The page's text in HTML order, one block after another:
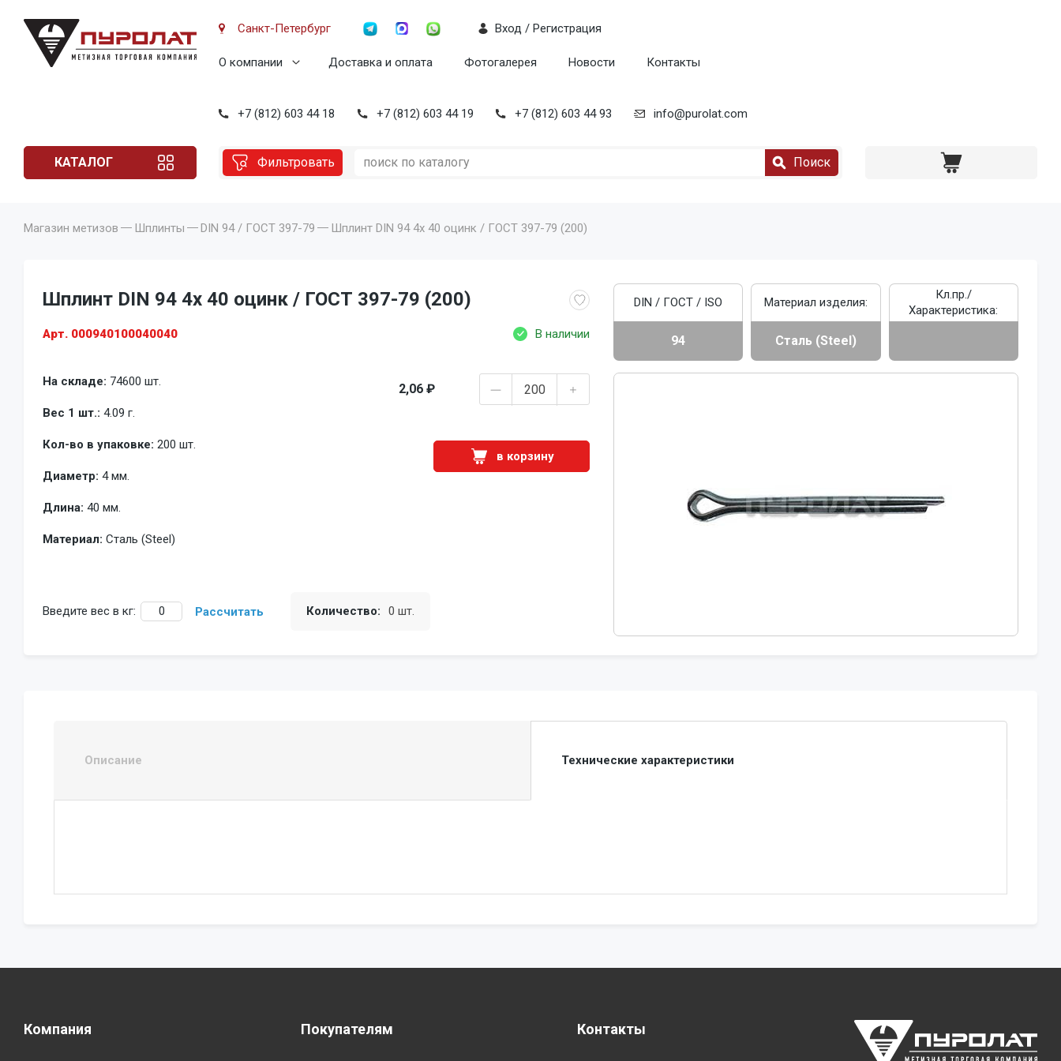
Санкт-Петербург
О компании Доставка и оплата Фотогалерея Новости Контакты
Вход / Регистрация
+7 (812) 603 44 18 +7 (812) 603 44 19 +7 (812) 603 44 93 info@purolat.com
КАТАЛОГ Фильтровать Поиск
Магазин метизов Шплинты DIN 94 / ГОСТ 397-79 Шплинт DIN 94 4x 40 оцинк / ГОСТ 397-79 (200)
Шплинт DIN 94 4x 40 оцинк / ГОСТ 397-79 (200)
Арт. 000940100040040 В наличии
На складе: 74600 шт.
Вес 1 шт.: 4.09 г.
Кол-во в упаковке: 200 шт.
Диаметр: 4 мм.
Длина: 40 мм.
Материал: Сталь (Steel)
2,06 ₽
в корзину
Введите вес в кг: Рассчитать Количество: 0 шт.
DIN / ГОСТ / ISO
94
Материал изделия:
Сталь (Steel)
Кл.пр./
Характеристика:
Описание Технические характеристики
Компания Покупателям Контакты